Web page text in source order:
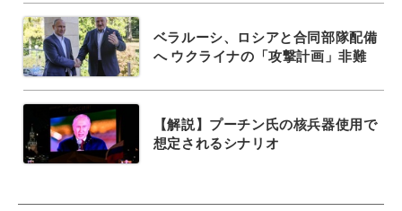
ベラルーシ、ロシアと合同部隊配備
へ ウクライナの「攻撃計画」非難
【解説】プーチン氏の核兵器使用で
想定されるシナリオ